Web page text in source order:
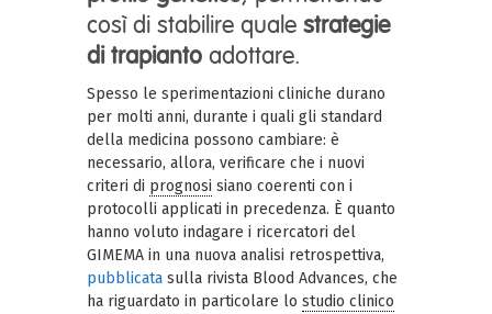
così di stabilire quale strategie
di trapianto adottare.
Spesso le sperimentazioni cliniche durano
per molti anni, durante i quali gli standard
della medicina possono cambiare: è
necessario, allora, verificare che i nuovi
criteri di prognosi siano coerenti con i
protocolli applicati in precedenza. È quanto
hanno voluto indagare i ricercatori del
GIMEMA in una nuova analisi retrospettiva,
pubblicata sulla rivista Blood Advances, che
ha riguardato in particolare lo studio clinico